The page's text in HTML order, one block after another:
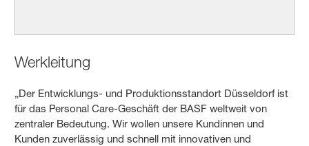
Werkleitung
„Der Entwicklungs- und Produktionsstandort Düsseldorf ist
für das Personal Care-Geschäft der BASF weltweit von
zentraler Bedeutung. Wir wollen unsere Kundinnen und
Kunden zuverlässig und schnell mit innovativen und